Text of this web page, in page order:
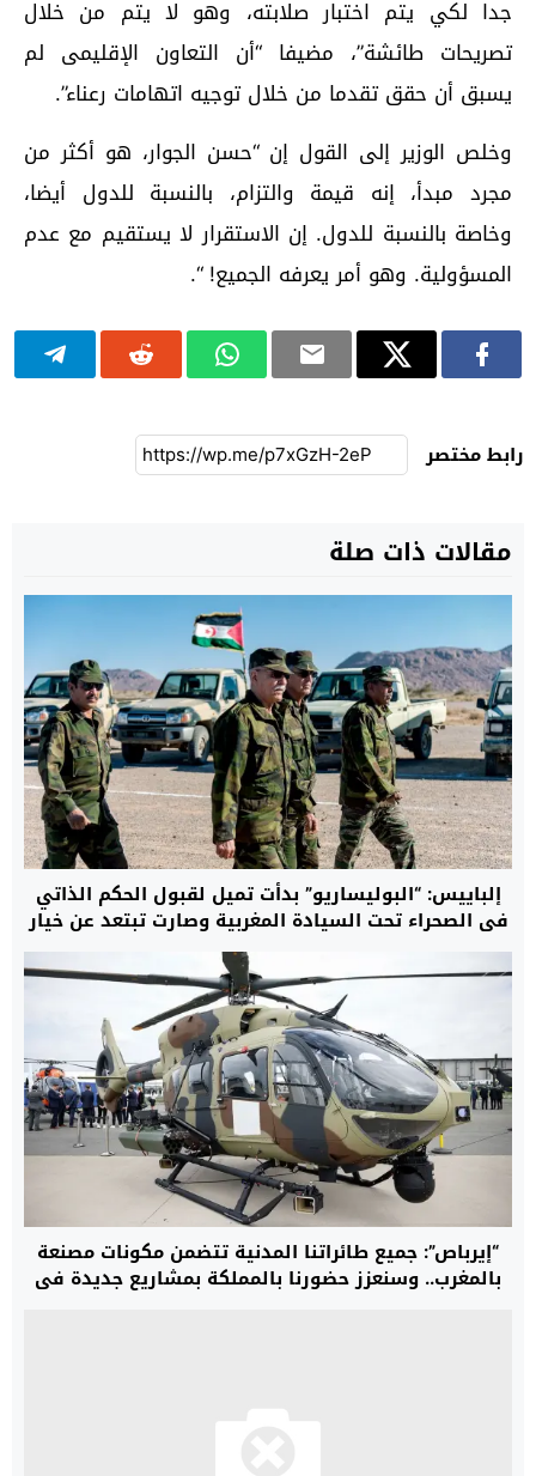
جدا لكي يتم اختبار صلابته، وهو لا يتم من خلال
تصريحات طائشة”، مضيفا “أن التعاون الإقليمى لم
يسبق أن حقق تقدما من خلال توجيه اتهامات رعناء”.
وخلص الوزير إلى القول إن “حسن الجوار، هو أكثر من
مجرد مبدأ، إنه قيمة والتزام، بالنسبة للدول أيضا،
وخاصة بالنسبة للدول. إن الاستقرار لا يستقيم مع عدم
المسؤولية. وهو أمر يعرفه الجميع! “.
رابط مختصر
مقالات ذات صلة
إلباييس: “البوليساريو” بدأت تميل لقبول الحكم الذاتي
في الصحراء تحت السيادة المغربية وصارت تبتعد عن خيار
السلاح
“إيرباص”: جميع طائراتنا المدنية تتضمن مكونات مصنعة
بالمغرب.. وسنعزز حضورنا بالمملكة بمشاريع جديدة في